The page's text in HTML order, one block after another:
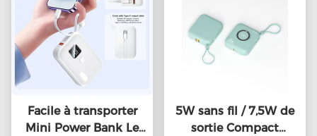
Facile à transporter
Mini Power Bank Le
5W sans fil / 7,5W de
sortie Compact